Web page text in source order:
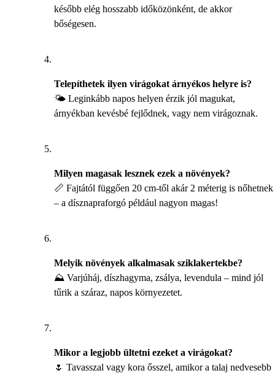
később elég hosszabb időközönként, de akkor
bőségesen.
Telepíthetek ilyen virágokat árnyékos helyre is?
🌤️ Leginkább napos helyen érzik jól magukat,
árnyékban kevésbé fejlődnek, vagy nem virágoznak.
Milyen magasak lesznek ezek a növények?
📏 Fajtától függően 20 cm-től akár 2 méterig is nőhetnek
– a dísznapraforgó például nagyon magas!
Melyik növények alkalmasak sziklakertekbe?
⛰️ Varjúháj, díszhagyma, zsálya, levendula – mind jól
tűrik a száraz, napos környezetet.
Mikor a legjobb ültetni ezeket a virágokat?
🌷 Tavasszal vagy kora ősszel, amikor a talaj nedvesebb